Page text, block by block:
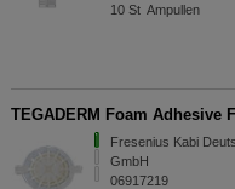
10 St Ampullen
TEGADERM Foam Adhesive
Fresenius Kabi
GmbH
06917219